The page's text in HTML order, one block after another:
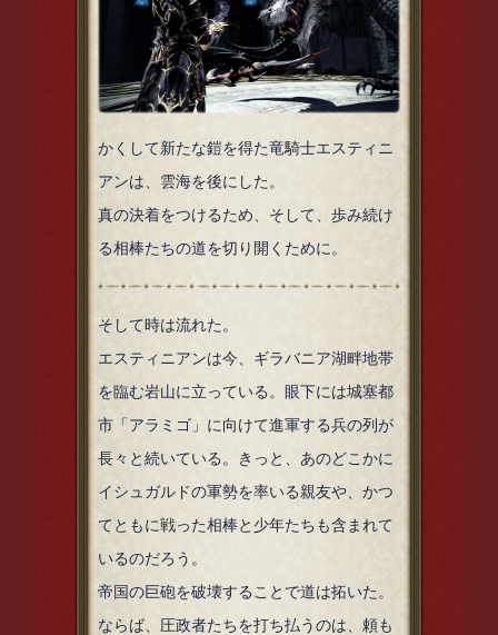
かくして新たな鎧を得た竜騎士エスティニ
アンは、雲海を後にした。
真の決着をつけるため、そして、歩み続け
る相棒たちの道を切り開くために。
そして時は流れた。
エスティニアンは今、ギラバニア湖畔地帯
を臨む岩山に立っている。眼下には城塞都
市「アラミゴ」に向けて進軍する兵の列が
長々と続いている。きっと、あのどこかに
イシュガルドの軍勢を率いる親友や、かつ
てともに戦った相棒と少年たちも含まれて
いるのだろう。
帝国の巨砲を破壊することで道は拓いた。
ならば、圧政者たちを打ち払うのは、頼も